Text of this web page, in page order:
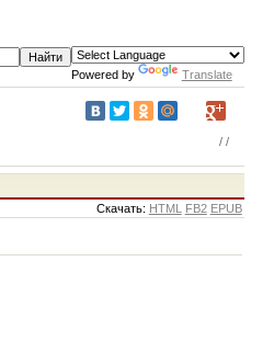
Powered by
Translate
//
Cкачать: HTML FB2 EPUB